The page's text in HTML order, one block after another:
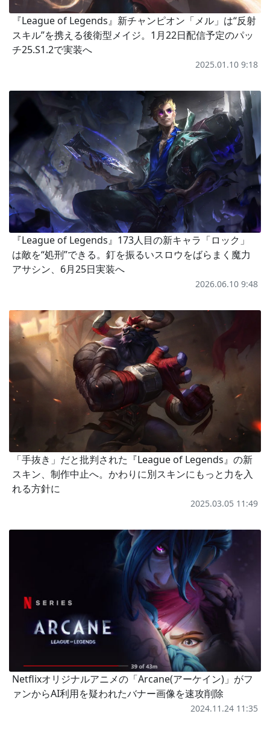
『League of Legends』新チャンピオン「メル」は“反射
スキル”を携える後衛型メイジ。1月22日配信予定のパッ
チ25.S1.2で実装へ
2025.01.10 9:18
『League of Legends』173人目の新キャラ「ロック」
は敵を“処刑”できる。釘を振るいスロウをばらまく魔力
アサシン、6月25日実装へ
2026.06.10 9:48
「手抜き」だと批判された『League of Legends』の新
スキン、制作中止へ。かわりに別スキンにもっと力を入
れる方針に
2025.03.05 11:49
Netflixオリジナルアニメの「Arcane(アーケイン)」がフ
ァンからAI利用を疑われたバナー画像を速攻削除
2024.11.24 11:35